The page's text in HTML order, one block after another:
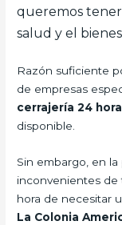
queremos
salud y el
Razón suficiente
de empresas
cerrajería 24
disponible.
Sin embargo, en
inconvenientes de
hora de necesitar
La Colonia